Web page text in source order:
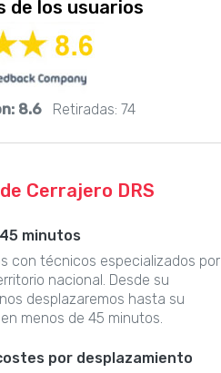
de los usuarios
8.6 Retiradas: 74
Cerrajero DRS
minutos
con técnicos especializados por
nacional. Desde su
desplazaremos hasta su
menos de 45 minutos.
por desplazamiento